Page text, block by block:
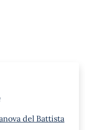
del Battista